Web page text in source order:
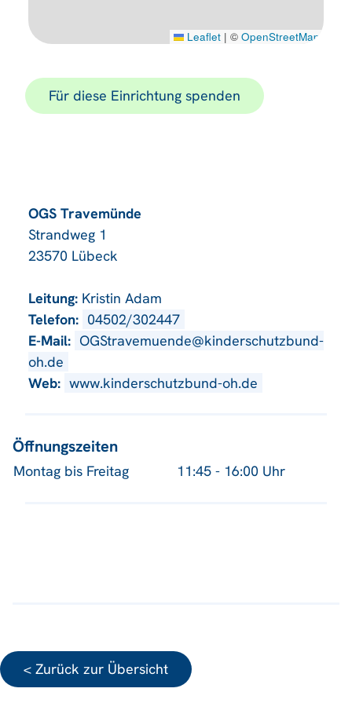
Leaflet | © OpenStreetMap
Für diese Einrichtung spenden
OGS Travemünde
Strandweg 1
23570 Lübeck
Leitung: Kristin Adam
Telefon: 04502/302447
E-Mail: OGStravemuende@kinderschutzbund-
oh.de
Web: www.kinderschutzbund-oh.de
Öffnungszeiten
Montag bis Freitag 11:45 - 16:00 Uhr
< Zurück zur Übersicht